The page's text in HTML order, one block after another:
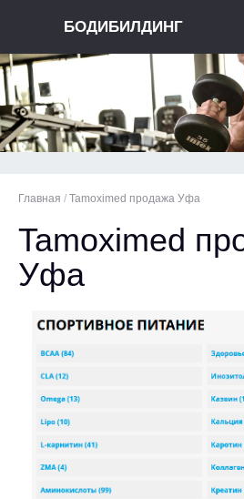
БОДИБИЛДИНГ
Главная / Tamoximed продажа Уфа
Tamoximed
Уфа